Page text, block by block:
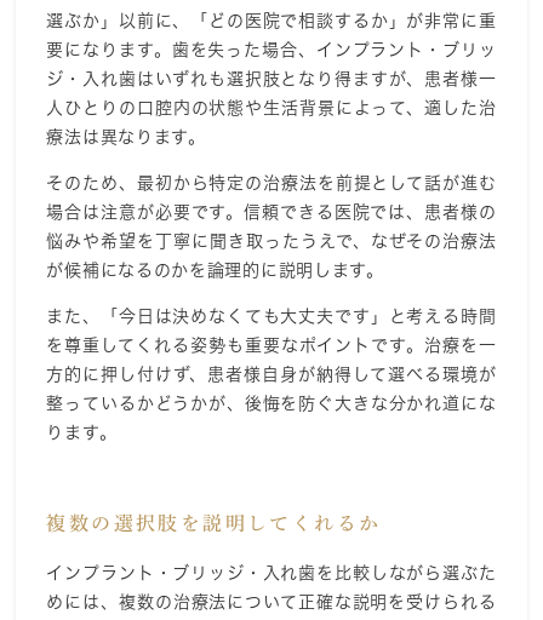
選ぶか」以前に、「どの医院で相談するか」が非常に重
要になります。歯を失った場合、インプラント・ブリッ
ジ・入れ歯はいずれも選択肢となり得ますが、患者様一
人ひとりの口腔内の状態や生活背景によって、適した治
療法は異なります。
そのため、最初から特定の治療法を前提として話が進む
場合は注意が必要です。信頼できる医院では、患者様の
悩みや希望を丁寧に聞き取ったうえで、なぜその治療法
が候補になるのかを論理的に説明します。
また、「今日は決めなくても大丈夫です」と考える時間
を尊重してくれる姿勢も重要なポイントです。治療を一
方的に押し付けず、患者様自身が納得して選べる環境が
整っているかどうかが、後悔を防ぐ大きな分かれ道にな
ります。
複数の選択肢を説明してくれるか
インプラント・ブリッジ・入れ歯を比較しながら選ぶた
めには、複数の治療法について正確な説明を受けられる